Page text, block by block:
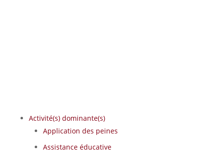
Activité(s) dominante(s)
Application des peines
Assistance éducative